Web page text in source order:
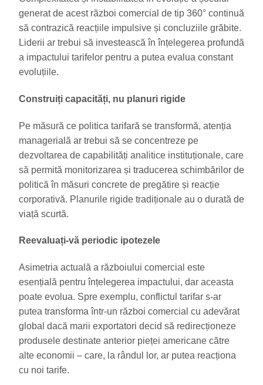
generat de acest război comercial de tip 360° continuă
să contrazică reacțiile impulsive și concluziile grăbite.
Liderii ar trebui să investească în înțelegerea profundă
a impactului tarifelor pentru a putea evalua constant
evoluțiile.
Construiți capacități, nu planuri rigide
Pe măsură ce politica tarifară se transformă, atenția
managerială ar trebui să se concentreze pe
dezvoltarea de capabilități analitice instituționale, care
să permită monitorizarea și traducerea schimbărilor de
politică în măsuri concrete de pregătire și reacție
corporativă. Planurile rigide tradiționale au o durată de
viață scurtă.
Reevaluați-vă periodic ipotezele
Asimetria actuală a războiului comercial este
esențială pentru înțelegerea impactului, dar aceasta
poate evolua. Spre exemplu, conflictul tarifar s-ar
putea transforma într-un război comercial cu adevărat
global dacă marii exportatori decid să redirecționeze
produsele destinate anterior pieței americane către
alte economii – care, la rândul lor, ar putea reacționa
cu noi tarife.